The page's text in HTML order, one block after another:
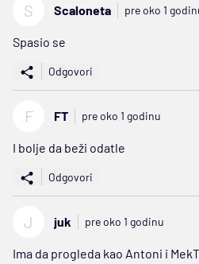
S Scaloneta pre oko 1
Spasio se
Odgovori
F FT pre oko 1 godinu
I bolje da beži odatle
Odgovori
J juk pre oko 1 godinu
Ima da progleda kao Antoni i